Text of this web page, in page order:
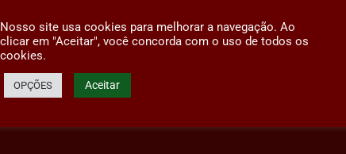
Nosso site usa cookies para melhorar a navegação. Ao
clicar em "Aceitar", você concorda com o uso de todos os
cookies.
OPÇÕES Aceitar